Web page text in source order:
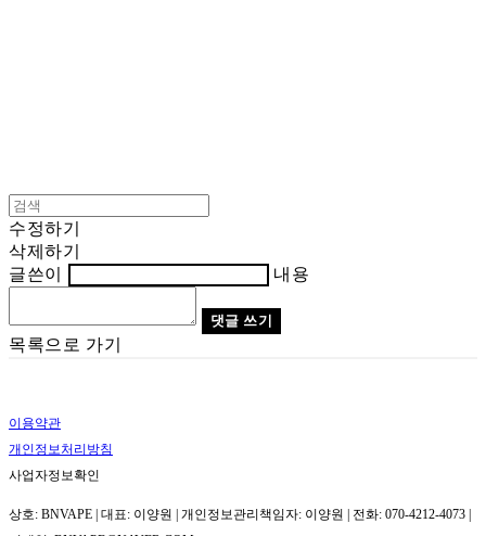
수정하기
삭제하기
글쓴이
내용
댓글 쓰기
목록으로 가기
이용약관
개인정보처리방침
사업자정보확인
상호: BNVAPE | 대표: 이양원 | 개인정보관리책임자: 이양원 | 전화: 070-4212-4073 |